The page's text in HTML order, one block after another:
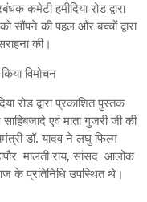
कमेटी हमीदिया रोड द्वारा
सौंपने की पहल और बच्चों द्वारा
की।
विमोचन
रोड द्वारा प्रकाशित पुस्तक
एवं माता गुजरी जी की
डॉ. यादव ने लघु फिल्म
मालती राय, सांसद आलोक
के प्रतिनिधि उपस्थित थे।